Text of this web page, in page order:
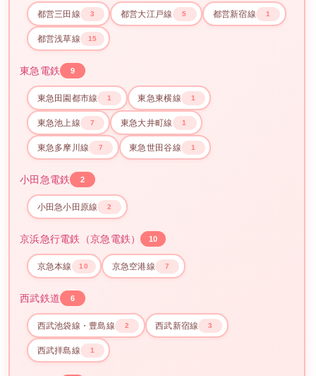
都営三田線 3 都営大江戸線 5 都営新宿線 1
都営浅草線 15
東急電鉄 9
東急田園都市線 1 東急東横線 1
東急池上線 7 東急大井町線 1
東急多摩川線 7 東急世田谷線 1
小田急電鉄 2
小田急小田原線 2
京浜急行電鉄（京急電鉄） 10
京急本線 10 京急空港線 7
西武鉄道 6
西武池袋線・豊島線 2 西武新宿線 3
西武拝島線 1